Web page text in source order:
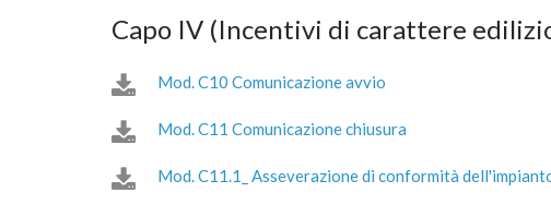
Capo IV (Incentivi di carattere
Mod. C10 Comunicazione avvio
Mod. C11 Comunicazione chiusura
Mod. C11.1_ Asseverazione di conformità